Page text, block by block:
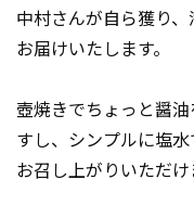
中村さんが自ら獲り
お届けいたします。
壺焼きでちょっと醤
すし、シンプルに塩
お召し上がりいただけ